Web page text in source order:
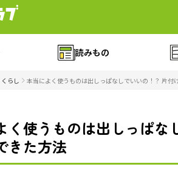
読みもの
くらし 本当によく使うものは出しっぱなしでいいの！？ 片
く使うものは出しっぱな
きた方法